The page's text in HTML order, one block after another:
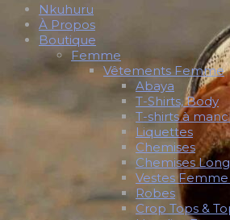
Nkuhuru
À Propos
Boutique
Femme
Vêtements Femme
Abaya
T-Shirts, Body
T-shirts à
Liquettes
Chemises
Chemises
Vestes
Robes
Crop Tops &